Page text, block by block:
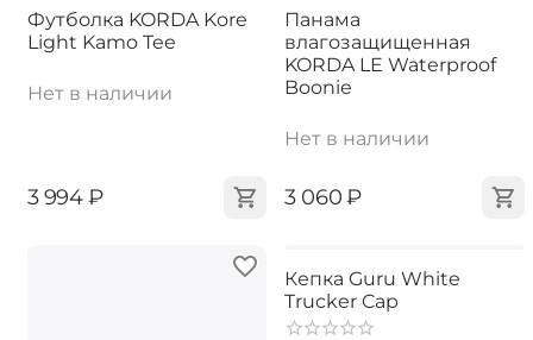
Футболка KORDA Kore
Light Kamo Tee
Нет в наличии
‍3 994‍₽
Панама
влагозащищенная
KORDA LE Waterproof
Boonie
Нет в наличии
‍3 060‍₽
Кепка Guru White
Trucker Cap